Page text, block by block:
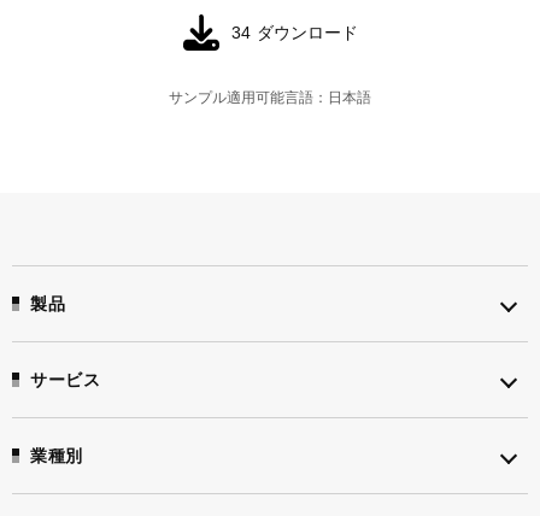
34 ダウンロード
サンプル適用可能言語：日本語
製品
サービス
業種別